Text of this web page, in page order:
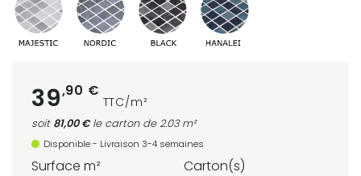
39,90 €
TTC/m²
soit 81,00 €le carton de 2.03 m²
Disponible - Livraison 3-4 semaines
Surface m²
Carton(s)